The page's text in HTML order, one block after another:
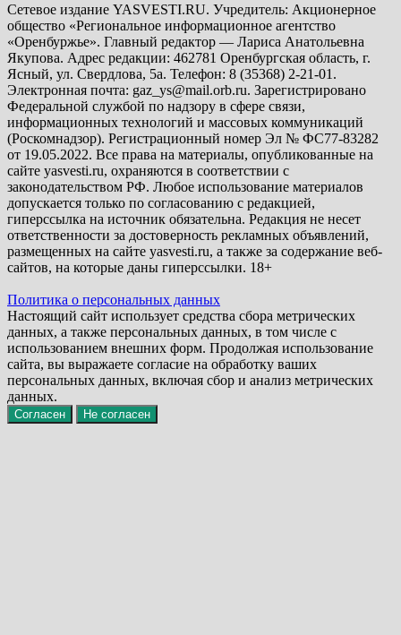
Сетевое издание YASVESTI.RU. Учредитель: Акционерное
общество «Региональное информационное агентство
«Оренбуржье». Главный редактор — Лариса Анатольевна
Якупова. Адрес редакции: 462781 Оренбургская область, г.
Ясный, ул. Свердлова, 5а. Телефон: 8 (35368) 2-21-01.
Электронная почта: gaz_ys@mail.orb.ru. Зарегистрировано
Федеральной службой по надзору в сфере связи,
информационных технологий и массовых коммуникаций
(Роскомнадзор). Регистрационный номер Эл № ФС77-83282
от 19.05.2022. Все права на материалы, опубликованные на
сайте yasvesti.ru, охраняются в соответствии с
законодательством РФ. Любое использование материалов
допускается только по согласованию с редакцией,
гиперссылка на источник обязательна. Редакция не несет
ответственности за достоверность рекламных объявлений,
размещенных на сайте yasvesti.ru, а также за содержание веб-
сайтов, на которые даны гиперссылки. 18+
Политика о персональных данных
Настоящий сайт использует средства сбора метрических
данных, а также персональных данных, в том числе с
использованием внешних форм. Продолжая использование
сайта, вы выражаете согласие на обработку ваших
персональных данных, включая сбор и анализ метрических
данных.
Согласен Не согласен